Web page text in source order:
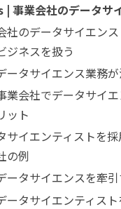
事業会社のデータサ
社のデータサイエン
ジネスを扱う
ータサイエンス業務
業会社でデータサイ
ット
サイエンティストを
の例
ータサイエンスを牽
ータサイエンティス